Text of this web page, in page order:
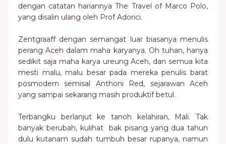
dengan catatan hariannya The Travel of Marco Polo,
yang disalin ulang oleh Prof Adorici.
Zentgraaff dengan semangat luar biasanya menulis
perang Aceh dalam maha karyanya. Oh tuhan, hanya
sedikit saja maha karya ureung Aceh, dan semua kita
mesti malu, malu besar pada mereka penulis barat
posmodern semisal Anthoni Red, sejarawan Aceh
yang sampai sekarang masih produktif betul.
Terbangku berlanjut ke tanoh kelahiran, Mali. Tak
banyak berubah, kulihat bak pisang yang dua tahun
dulu kutanam sudah tumbuh besar rupanya, namun